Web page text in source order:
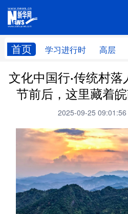
首页 学习进行时 高层
网站地
学习进行时 高层
国际 财经
科技 科创
书画
访谈 视频
法律 中央文件
文化中国行·传统村
节前后，这里藏着
2025-09-25 09:01:56